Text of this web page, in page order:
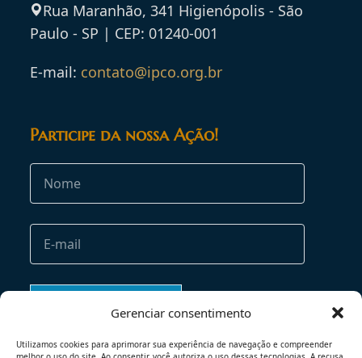
Gerenciar consentimento
Utilizamos cookies para aprimorar sua experiência de navegação e compreender
Rua Maranhão, 341 Higienópolis - São
Paulo - SP | CEP: 01240-001
E-mail: contato@ipco.org.br
Participe da nossa Ação!